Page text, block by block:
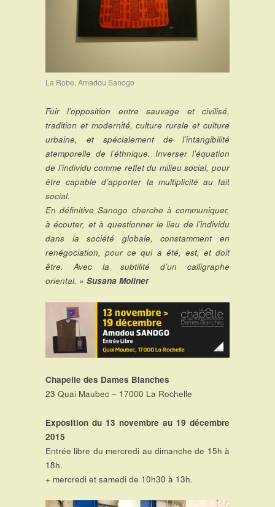
La Robe, Amadou Sanogo
Fuir l’opposition entre sauvage et civilisé,
tradition et modernité, culture rurale et culture
urbaine, et spécialement de l’intangibilité
atemporelle de l’éthnique. Inverser l’équation
de l’individu comme reflet du milieu social, pour
être capable d’apporter la multiplicité au fait
social.
En définitive Sanogo cherche à communiquer,
à écouter, et à questionner le lieu de l’individu
dans la société globale, constamment en
renégociation, pour ce qui a été, est, et doit
être. Avec la subtilité d’un calligraphe
oriental. » Susana Moliner
Chapelle des Dames Blanches
23 Quai Maubec – 17000 La Rochelle
Exposition du 13 novembre au 19 décembre
2015
Entrée libre du mercredi au dimanche de 15h à
18h.
+ mercredi et samedi de 10h30 à 13h.